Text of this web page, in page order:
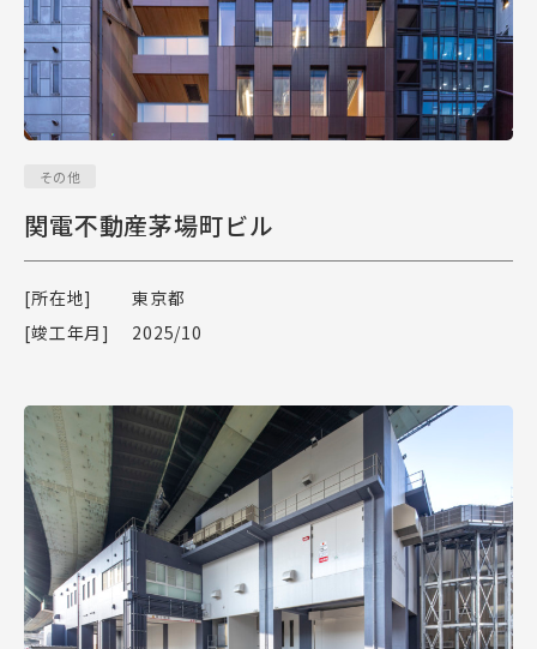
その他
関電不動産茅場町ビル
[所在地]
東京都
[竣工年月]
2025/10